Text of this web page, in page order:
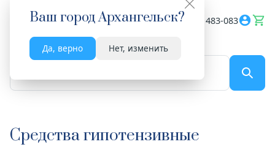
Ваш городАрхангельск?
Да, верно Нет, изменить
Весь сайт 8182 483-083
Средства гипотензивные